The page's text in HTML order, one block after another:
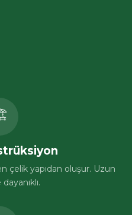
çelik yapıdan oluşur. Uzun